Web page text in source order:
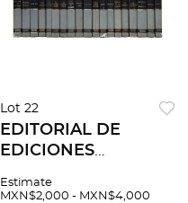
Lot 22
EDITORIAL DE
EDICIONES
AIRES, ARGENTINA,
Estimate
MXN$2,000 - MXN$4,000